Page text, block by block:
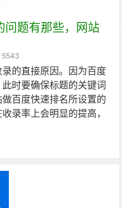
问题有那些，网站
5543
的直接原因。因为百度
时要确保标题的关键词
百度快速排名所设置的
录率上会明显的提高，